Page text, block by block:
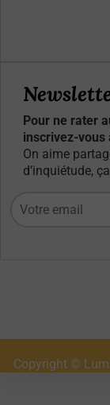
Pour ne rater
inscrivez-vous
On aime
d’inquiétude,
Copyright ©